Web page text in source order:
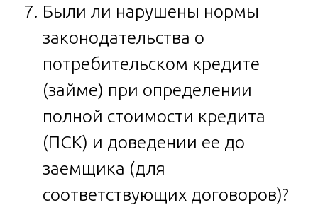
Были ли нарушены нормы
законодательства о
потребительском кредите
(займе) при определении
полной стоимости кредита
(ПСК) и доведении ее до
заемщика (для
соответствующих договоров)?